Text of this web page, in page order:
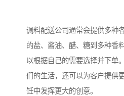
调料配送公司通常会提供多种
的盐、酱油、醋、糖到多种香
以根据自己的需要选择并下单
们的生活，还可以为客户提供
饪中发挥更大的创意。